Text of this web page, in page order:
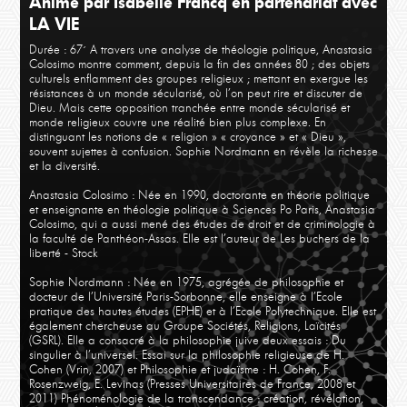
LA VIE
Durée : 67´ A travers une analyse de théologie politique, Anastasia
Colosimo montre comment, depuis la fin des années 80 ; des objets
culturels enflamment des groupes religieux ; mettant en exergue les
résistances à un monde sécularisé, où l’on peut rire et discuter de
Dieu. Mais cette opposition tranchée entre monde sécularisé et
monde religieux couvre une réalité bien plus complexe. En
distinguant les notions de « religion » « croyance » et « Dieu »,
souvent sujettes à confusion. Sophie Nordmann en révèle la richesse
et la diversité.
Anastasia Colosimo : Née en 1990, doctorante en théorie politique
et enseignante en théologie politique à Sciences Po Paris, Anastasia
Colosimo, qui a aussi mené des études de droit et de criminologie à
la faculté de Panthéon-Assas. Elle est l’auteur de Les buchers de la
liberté - Stock
Sophie Nordmann : Née en 1975, agrégée de philosophie et
docteur de l’Université Paris-Sorbonne, elle enseigne à l’Ecole
pratique des hautes études (EPHE) et à l’Ecole Polytechnique. Elle est
également chercheuse au Groupe Sociétés, Religions, Laïcités
(GSRL). Elle a consacré à la philosophie juive deux essais : Du
singulier à l’universel. Essai sur la philosophie religieuse de H.
Cohen (Vrin, 2007) et Philosophie et judaïsme : H. Cohen, F.
Rosenzweig, E. Levinas (Presses Universitaires de France, 2008 et
2011) Phénoménologie de la transcendance : création, révélation,